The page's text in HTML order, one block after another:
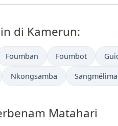
di Kamerun:
Foumban Foumbot
Nkongsamba Sangmélima
Matahari